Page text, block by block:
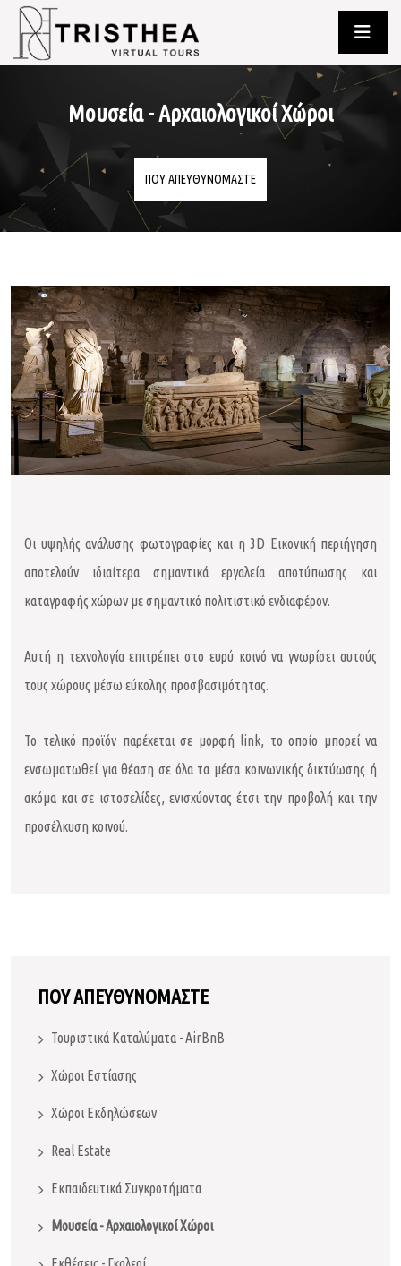
Μουσεία - Αρχαιολογικοί Χώροι
ΠΟΥ ΑΠΕΥΘΥΝΟΜΑΣΤΕ
Οι υψηλής ανάλυσης φωτογραφίες και η 3D Εικονική περιήγηση
αποτελούν ιδιαίτερα σημαντικά εργαλεία αποτύπωσης και
καταγραφής χώρων με σημαντικό πολιτιστικό ενδιαφέρον.
Αυτή η τεχνολογία επιτρέπει στο ευρύ κοινό να γνωρίσει αυτούς
τους χώρους μέσω εύκολης προσβασιμότητας.
Το τελικό προϊόν παρέχεται σε μορφή link, το οποίο μπορεί να
ενσωματωθεί για θέαση σε όλα τα μέσα κοινωνικής δικτύωσης ή
ακόμα και σε ιστοσελίδες, ενισχύοντας έτσι την προβολή και την
προσέλκυση κοινού.
ΠΟΥ ΑΠΕΥΘΥΝΟΜΑΣΤΕ
Τουριστικά Καταλύματα - AirBnB
Χώροι Εστίασης
Χώροι Εκδηλώσεων
Real Estate
Εκπαιδευτικά Συγκροτήματα
Μουσεία - Αρχαιολογικοί Χώροι